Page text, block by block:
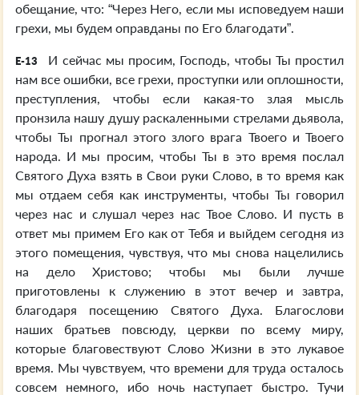
обещание, что: “Через Него, если мы исповедуем наши
грехи, мы будем оправданы по Его благодати”.
E-13
И сейчас мы просим, Господь, чтобы Ты простил
нам все ошибки, все грехи, проступки или оплошности,
преступления, чтобы если какая-то злая мысль
пронзила нашу душу раскаленными стрелами дьявола,
чтобы Ты прогнал этого злого врага Твоего и Твоего
народа. И мы просим, чтобы Ты в это время послал
Святого Духа взять в Свои руки Слово, в то время как
мы отдаем себя как инструменты, чтобы Ты говорил
через нас и слушал через нас Твое Слово. И пусть в
ответ мы примем Его как от Тебя и выйдем сегодня из
этого помещения, чувствуя, что мы снова нацелились
на дело Христово; чтобы мы были лучше
приготовлены к служению в этот вечер и завтра,
благодаря посещению Святого Духа. Благослови
наших братьев повсюду, церкви по всему миру,
которые благовествуют Слово Жизни в это лукавое
время. Мы чувствуем, что времени для труда осталось
совсем немного, ибо ночь наступает быстро. Тучи